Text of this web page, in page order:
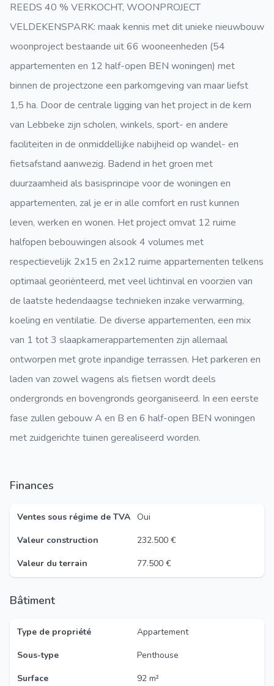
REEDS 40 % VERKOCHT, WOONPROJECT
VELDEKENSPARK: maak kennis met dit unieke nieuwbouw
woonproject bestaande uit 66 wooneenheden (54
appartementen en 12 half-open BEN woningen) met
binnen de projectzone een parkomgeving van maar liefst
1,5 ha. Door de centrale ligging van het project in de kern
van Lebbeke zijn scholen, winkels, sport- en andere
faciliteiten in de onmiddellijke nabijheid op wandel- en
fietsafstand aanwezig. Badend in het groen met
duurzaamheid als basisprincipe voor de woningen en
appartementen, zal je er in alle comfort en rust kunnen
leven, werken en wonen. Het project omvat 12 ruime
halfopen bebouwingen alsook 4 volumes met
respectievelijk 2x15 en 2x12 ruime appartementen telkens
optimaal georiënteerd, met veel lichtinval en voorzien van
de laatste hedendaagse technieken inzake verwarming,
koeling en ventilatie. De diverse appartementen, een mix
van 1 tot 3 slaapkamerappartementen zijn allemaal
ontworpen met grote inpandige terrassen. Het parkeren en
laden van zowel wagens als fietsen wordt deels
ondergronds en bovengronds georganiseerd. In een eerste
fase zullen gebouw A en B en 6 half-open BEN woningen
met zuidgerichte tuinen gerealiseerd worden.
Finances
Ventes sous régime de TVA Oui
Valeur construction
232.500 €
Valeur du terrain
77.500 €
Bâtiment
Type de propriété
Appartement
Sous-type
Penthouse
Surface
92 m²